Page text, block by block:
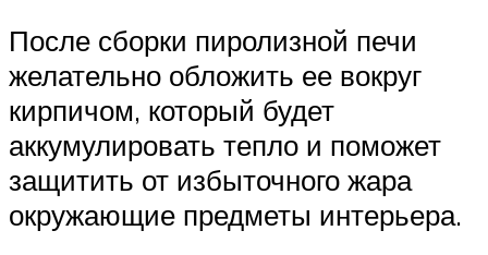
После сборки пиролизной печи
желательно обложить ее вокруг
кирпичом, который будет
аккумулировать тепло и поможет
защитить от избыточного жара
окружающие предметы интерьера.